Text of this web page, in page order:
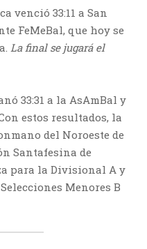
venció 33:11 a San
FeMeBal, que hoy se
La final se jugará el
33:31 a la AsAmBal y
estos resultados, la
del Noroeste de
Santafesina de
para la Divisional A y
Menores B